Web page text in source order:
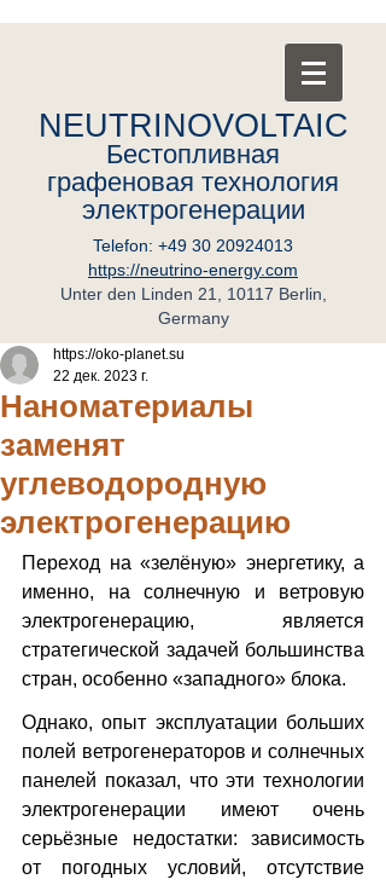
NEUTRINOVOLTAIC
Бестопливная
графеновая технология
электрогенерации
Telefon: +49 30 20924013
https://neutrino-energy.com
Unter den Linden 21, 10117 Berlin,
Germany
Наноматериалы
заменят
углеводородную
электрогенерацию
https://oko-planet.su
22 дек. 2023 г.
Переход на «зелёную» энергетику, а
именно, на солнечную и ветровую
электрогенерацию, является
стратегической задачей большинства
стран, особенно «западного» блока.
Однако, опыт эксплуатации больших
полей ветрогенераторов и солнечных
панелей показал, что эти технологии
электрогенерации имеют очень
серьёзные недостатки: зависимость
от погодных условий, отсутствие